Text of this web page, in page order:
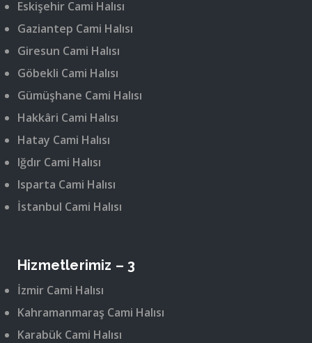
Eskişehir Cami Halısı
Gaziantep Cami Halısı
Giresun Cami Halısı
Göbekli Cami Halısı
Gümüşhane Cami Halısı
Hakkâri Cami Halısı
Hatay Cami Halısı
Iğdır Cami Halısı
Isparta Cami Halısı
İstanbul Cami Halısı
Hizmetlerimiz – 3
İzmir Cami Halısı
Kahramanmaraş Cami Halısı
Karabük Cami Halısı